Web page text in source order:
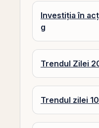
Investiția în
g
Trendul Zilei
Trendul zilei